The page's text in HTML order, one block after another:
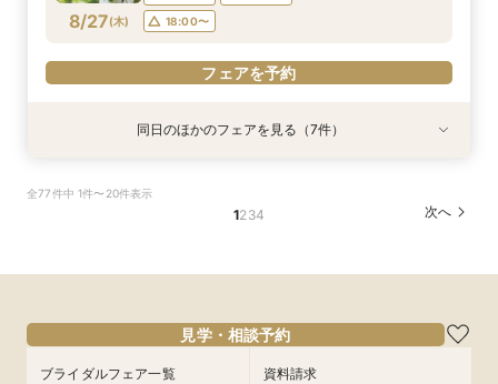
フェアを予約
フェアを予約
フェアを予約
フェアを予約
フェアを予約
8/27(木)
18:00〜
フェアを予約
衣装試着 特典あり
8/27
豪華試食♪最大100万円特典付☆
フェアを予約
衣装試着 特典あり
8/27
とお祝いする結婚式＆絶品試食相談会
衣装試着 特典あり
8/27
新結婚式スタイル紹介
フェアを予約
特典あり
8/27
所要時間：2時間程度
フェアを予約
衣装試着 特典あり
8/27
食空間
フェアを予約
特典あり
8/27
×見積ショートタイムフェア*
衣装試着 特典あり
8/27
＆お料理重視の方へお勧め☆専属のプランナーが
個別でご案内！豪華試食×お見積り相談会
12:00〜
15:00〜
フェアを予約
同日のほかのフェアを見る（7件）
全77件中 1件〜20件表示
1234 次へ
見学・相談予約
ブライダルフェア一覧 資料請求